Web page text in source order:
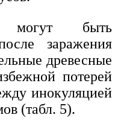
могут быть
заражения
древесные
потерей
инокуляцией
(табл. 5).